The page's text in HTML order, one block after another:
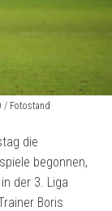
/ Fotostand
die
begonnen,
der 3. Liga
Boris